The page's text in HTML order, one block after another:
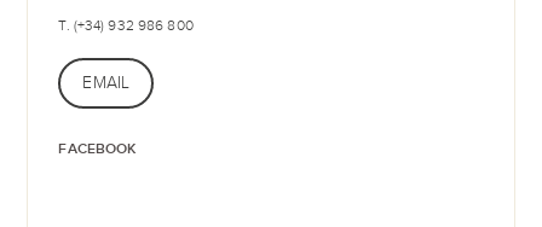
T. (+34) 932 986 800
EMAIL
FACEBOOK